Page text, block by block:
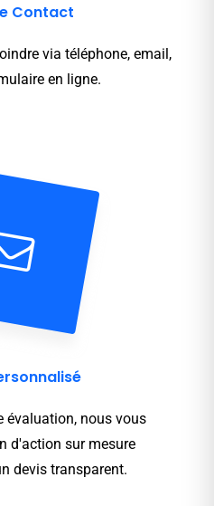
Contact
via téléphone, email,
en ligne.
évaluation, nous vous
d'action sur mesure
devis transparent.